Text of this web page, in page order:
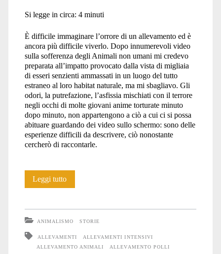
Si legge in circa: 4 minuti
È difficile immaginare l’orrore di un allevamento ed è
ancora più difficile viverlo. Dopo innumerevoli video
sulla sofferenza degli Animali non umani mi credevo
preparata all’impatto provocato dalla vista di migliaia
di esseri senzienti ammassati in un luogo del tutto
estraneo al loro habitat naturale, ma mi sbagliavo. Gli
odori, la putrefazione, l’asfissia mischiati con il terrore
negli occhi di molte giovani anime torturate minuto
dopo minuto, non appartengono a ciò a cui ci si possa
abituare guardando dei video sullo schermo: sono delle
esperienze difficili da descrivere, ciò nonostante
cercherò di raccontarle.
Leggi tuttoAllevapol(l)i
ANIMALISMO STORIE
ALLEVAMENTI
ALLEVAMENTI INTENSIVI
ALLEVAMENTO ANIMALI
ALLEVAMENTO POLLI